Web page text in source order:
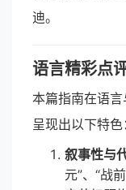
迪。
语言精彩点
本篇指南在语言
呈现出以下特色
叙事性与
元”、“战